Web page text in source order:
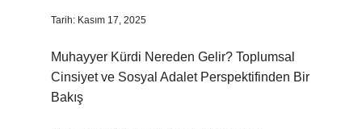
Tarih: Kasım 17, 2025
Muhayyer Kürdi Nereden Gelir? Toplumsal
Cinsiyet ve Sosyal Adalet Perspektifinden Bir
Bakış